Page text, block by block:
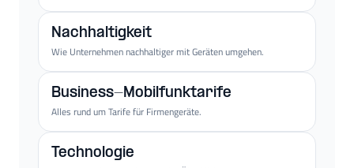
Nachhaltigkeit
Wie Unternehmen nachhaltiger mit Geräten umgehen.
Business-Mobilfunktarife
Alles rund um Tarife für Firmengeräte.
Technologie